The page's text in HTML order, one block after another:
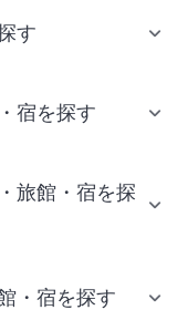
す
宿を探す
旅館・宿を探
・宿を探す